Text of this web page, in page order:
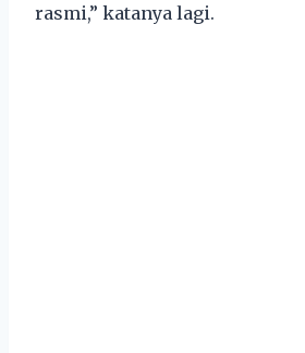
rasmi,” katanya lagi.